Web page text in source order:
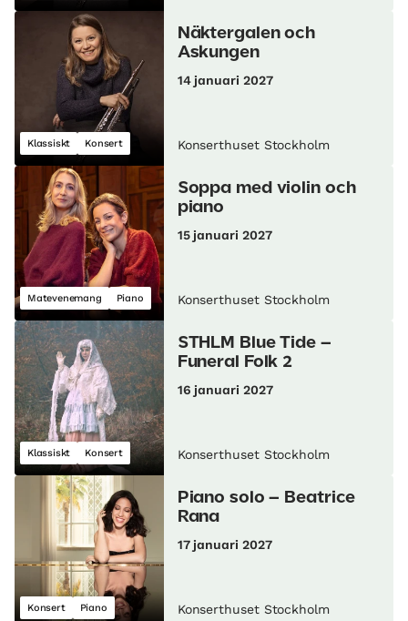
Klassiskt Konsert
Näktergalen och
Askungen
14 januari 2027
Konserthuset Stockholm
Matevenemang Piano
Soppa med violin och
piano
15 januari 2027
Konserthuset Stockholm
Klassiskt Konsert
STHLM Blue Tide –
Funeral Folk 2
16 januari 2027
Konserthuset Stockholm
Konsert Piano
Piano solo – Beatrice
Rana
17 januari 2027
Konserthuset Stockholm